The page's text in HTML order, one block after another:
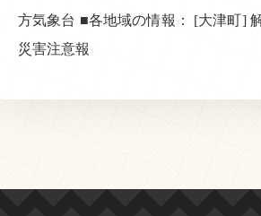
方気象台 ■各地域の情報： [大津町]
災害注意報